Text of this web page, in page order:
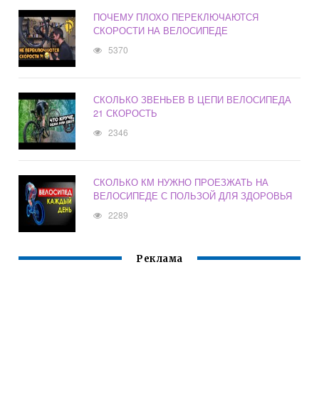
ПОЧЕМУ ПЛОХО ПЕРЕКЛЮЧАЮТСЯ
СКОРОСТИ НА ВЕЛОСИПЕДЕ
5370
СКОЛЬКО ЗВЕНЬЕВ В ЦЕПИ ВЕЛОСИПЕДА
21 СКОРОСТЬ
2346
СКОЛЬКО КМ НУЖНО ПРОЕЗЖАТЬ НА
ВЕЛОСИПЕДЕ С ПОЛЬЗОЙ ДЛЯ ЗДОРОВЬЯ
2289
Реклама